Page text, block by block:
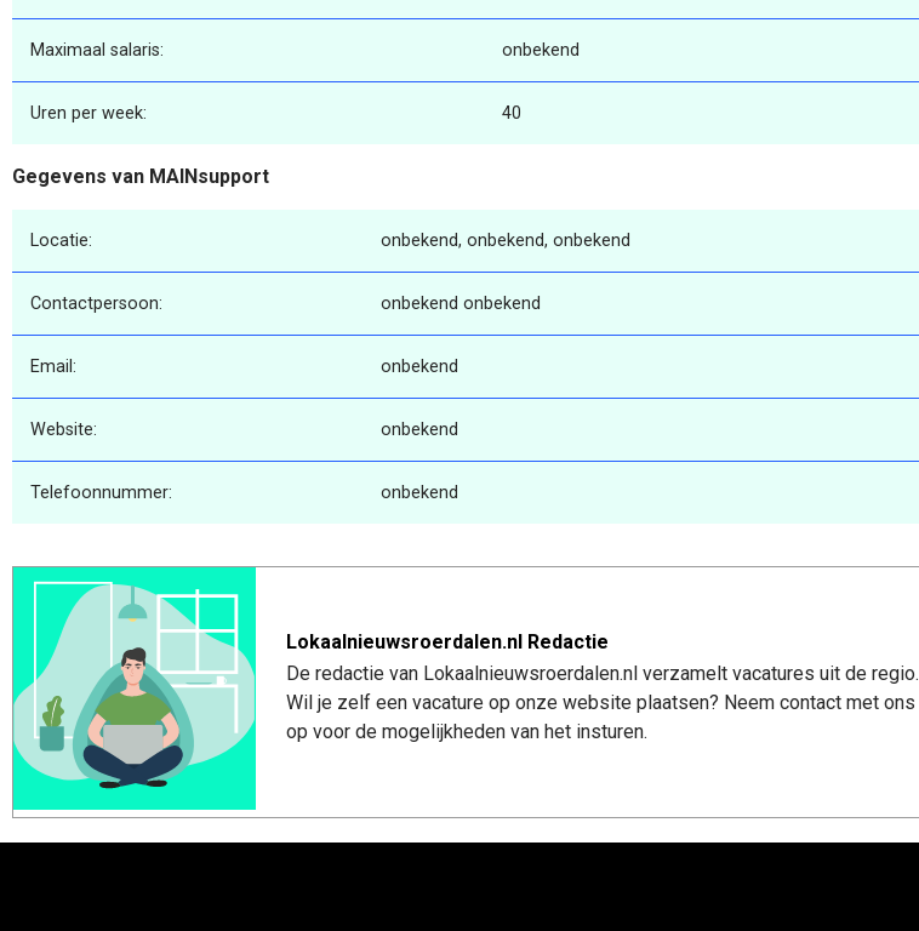
Maximaal salaris: onbekend
Uren per week: 40
Gegevens van MAINsupport
Locatie: onbekend, onbekend, onbekend
Contactpersoon: onbekend onbekend
Email: onbekend
Website: onbekend
Telefoonnummer: onbekend
Lokaalnieuwsroerdalen.nl Redactie
De redactie van Lokaalnieuwsroerdalen.nl verzamelt vacatures uit de regio.
Wil je zelf een vacature op onze website plaatsen? Neem contact met ons
op voor de mogelijkheden van het insturen.